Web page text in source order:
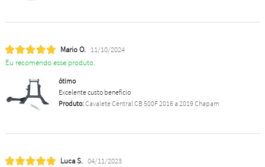
Mario O. 11/10/2024
Eu recomendo esse produto.
ótimo
Excelente custo benefício
Produto:Cavalete Central CB 500F 2016 a 2019 Chapam
Luca S. 04/11/2023